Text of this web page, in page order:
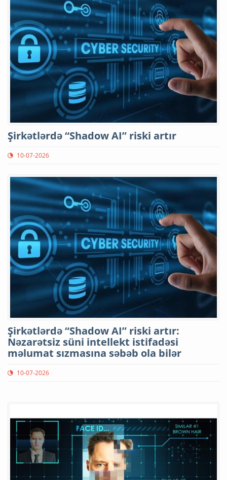
Şirkətlərdə “Shadow AI” riski artır
10-07-2026
Şirkətlərdə “Shadow AI” riski artır:
Nəzarətsiz süni intellekt istifadəsi
məlumat sızmasına səbəb ola bilər
10-07-2026